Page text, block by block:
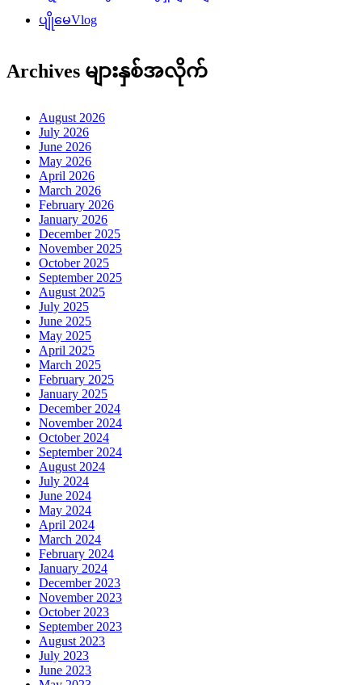
ပျိုမေVlog
Archives များနှစ်အလိုက်
August 2026
July 2026
June 2026
May 2026
April 2026
March 2026
February 2026
January 2026
December 2025
November 2025
October 2025
September 2025
August 2025
July 2025
June 2025
May 2025
April 2025
March 2025
February 2025
January 2025
December 2024
November 2024
October 2024
September 2024
August 2024
July 2024
June 2024
May 2024
April 2024
March 2024
February 2024
January 2024
December 2023
November 2023
October 2023
September 2023
August 2023
July 2023
June 2023